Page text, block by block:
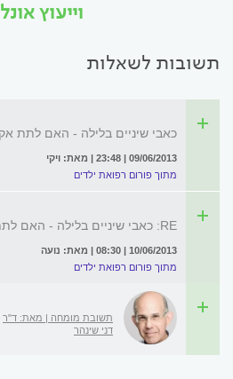
וייעוץ
תשובות לשאלות
כאבי שיניים בלילה - האם לתת
09/06/2013 | 23:48 | מאת: ויקי
מתוך פורום רפואת ילדים
RE: כאבי שיניים בלילה - האם לתת אקמול ילדים לתינוק
10/06/2013 | 08:30 | מאת: נועה
מתוך פורום רפואת ילדים
תשובת מומחה | מאת: ד"ר
דני שינהר